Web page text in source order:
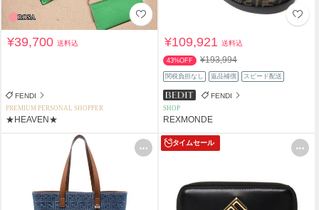
¥39,700送料込
FENDI
PREMIUM PERSONAL SHOPPER
★HEAVEN★
¥109,921送料込
43%OFF ¥193,994
関税負担なし 返品補償 スピード配送
FENDI
SHOP
REXMONDE
タイムセール